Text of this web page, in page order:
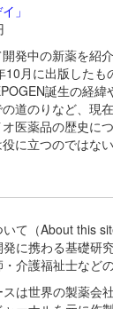
」
発中の新薬を紹
10月に出版したも
誕生の経緯
道のりなど、現
医薬品の歴史に
に立つのではな
て（About this
に携わる基礎研
介護福祉士など
スは世界の製薬会